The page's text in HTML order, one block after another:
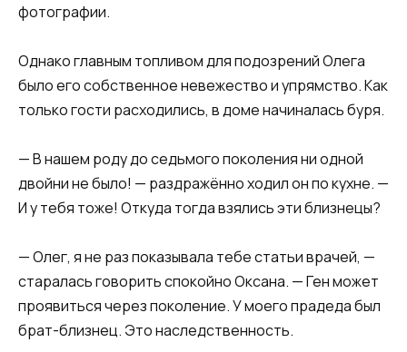
фотографии.
Однако главным топливом для подозрений Олега
было его собственное невежество и упрямство. Как
только гости расходились, в доме начиналась буря.
— В нашем роду до седьмого поколения ни одной
двойни не было! — раздражённо ходил он по кухне. —
И у тебя тоже! Откуда тогда взялись эти близнецы?
— Олег, я не раз показывала тебе статьи врачей, —
старалась говорить спокойно Оксана. — Ген может
проявиться через поколение. У моего прадеда был
брат-близнец. Это наследственность.